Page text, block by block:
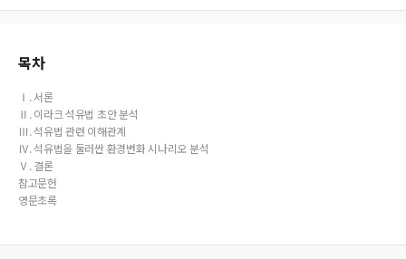
actively support successful reconstruction of Iraq. The current disorders in Iraqi
목차
Ⅰ. 서론
Ⅱ. 이라크 석유법 초안 분석
Ⅲ. 석유법 관련 이해관계
Ⅳ. 석유법을 둘러싼 환경변화 시나리오 분석
Ⅴ. 결론
참고문헌
영문초록